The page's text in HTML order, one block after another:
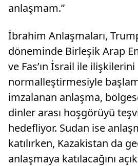
anlaşmam.”
İbrahim Anlaşmaları,
döneminde Birleşik Arap
ve Fas’ın İsrail ile ilişkilerini
normalleştirmesiyle
imzalanan anlaşma,
dinler arası hoşgörüyü
hedefliyor. Sudan ise
katılırken, Kazakistan da
anlaşmaya katılacağını